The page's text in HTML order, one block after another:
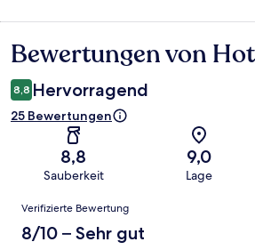
Bewertungen
Bewertungen von
8,8 Hervorragend
25 Bewertungen
8,8
Sauberkeit
9,0
Lage
Bewertungen
Verifizierte Bewertung
8/10 – Sehr gut